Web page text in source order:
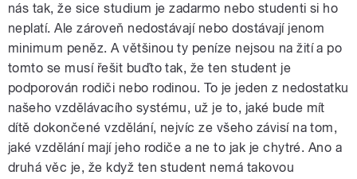
nás tak, že sice studium je zadarmo nebo studenti si ho
neplatí. Ale zároveň nedostávají nebo dostávají jenom
minimum peněz. A většinou ty peníze nejsou na žití a po
tomto se musí řešit buďto tak, že ten student je
podporován rodiči nebo rodinou. To je jeden z nedostatku
našeho vzdělávacího systému, už je to, jaké bude mít
dítě dokončené vzdělání, nejvíc ze všeho závisí na tom,
jaké vzdělání mají jeho rodiče a ne to jak je chytré. Ano a
druhá věc je, že když ten student nemá takovou